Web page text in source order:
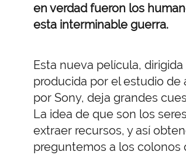
en verdad fueron los
esta interminable guerra.
Esta nueva película,
producida por el estudio
por Sony, deja grandes
La idea de que son los
extraer recursos, y así
preguntemos a los colonos